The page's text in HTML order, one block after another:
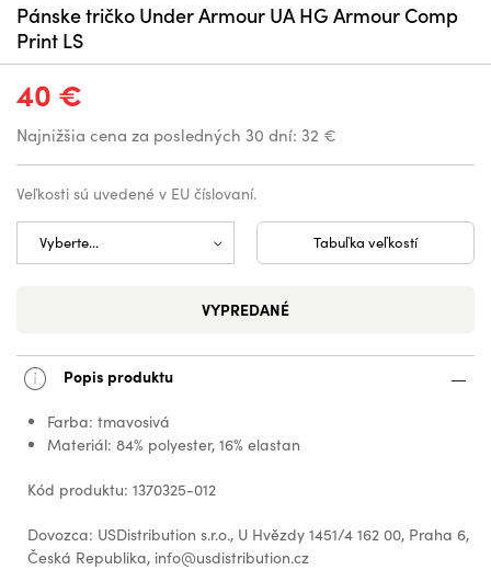
Pánske tričko Under Armour UA HG Armour Comp
Print LS
40 €
Najnižšia cena za posledných 30 dní: 32 €
Veľkosti sú uvedené v EU číslovaní.
Tabuľka veľkostí
VYPREDANÉ
Popis produktu
Farba: tmavosivá
Materiál: 84% polyester, 16% elastan
Kód produktu: 1370325-012
Dovozca: USDistribution s.r.o., U Hvězdy 1451/4 162 00, Praha 6,
Česká Republika, info@usdistribution.cz